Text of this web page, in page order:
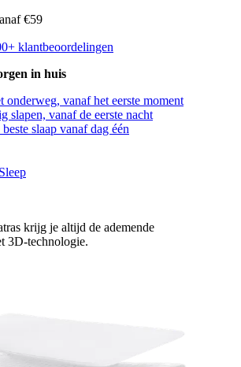
€59
klantbeoordelingen
in huis
onderweg, vanaf het eerste moment
slapen, vanaf de eerste nacht
slaap vanaf dag één
krijg je altijd de ademende
3D-technologie.